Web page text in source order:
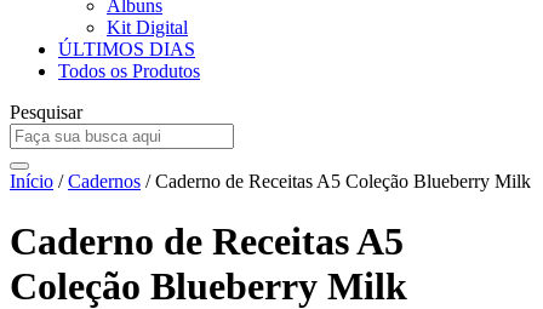
Álbuns
Kit Digital
ÚLTIMOS DIAS
Todos os Produtos
Pesquisar
Início /Cadernos / Caderno de Receitas A5 Coleção Blueberry Milk
Caderno de Receitas A5
Coleção Blueberry Milk